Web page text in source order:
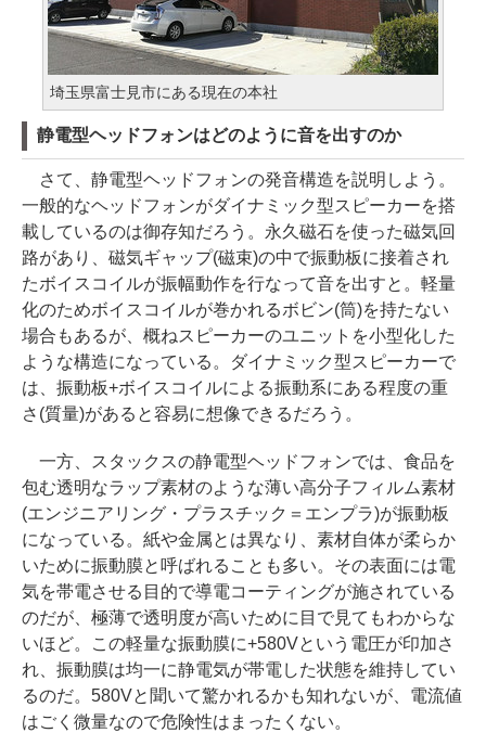
埼玉県富士見市にある現在の本社
静電型ヘッドフォンはどのように音を出すのか
さて、静電型ヘッドフォンの発音構造を説明しよう。
一般的なヘッドフォンがダイナミック型スピーカーを搭
載しているのは御存知だろう。永久磁石を使った磁気回
路があり、磁気ギャップ(磁束)の中で振動板に接着され
たボイスコイルが振幅動作を行なって音を出すと。軽量
化のためボイスコイルが巻かれるボビン(筒)を持たない
場合もあるが、概ねスピーカーのユニットを小型化した
ような構造になっている。ダイナミック型スピーカーで
は、振動板+ボイスコイルによる振動系にある程度の重
さ(質量)があると容易に想像できるだろう。
一方、スタックスの静電型ヘッドフォンでは、食品を
包む透明なラップ素材のような薄い高分子フィルム素材
(エンジニアリング・プラスチック＝エンプラ)が振動板
になっている。紙や金属とは異なり、素材自体が柔らか
いために振動膜と呼ばれることも多い。その表面には電
気を帯電させる目的で導電コーティングが施されている
のだが、極薄で透明度が高いために目で見てもわからな
いほど。この軽量な振動膜に+580Vという電圧が印加さ
れ、振動膜は均一に静電気が帯電した状態を維持してい
るのだ。580Vと聞いて驚かれるかも知れないが、電流値
はごく微量なので危険性はまったくない。